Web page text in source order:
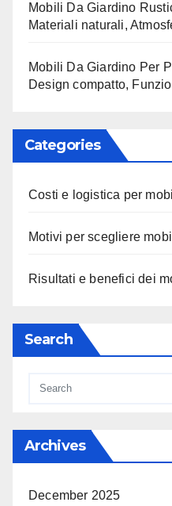
Mobili Da Giardino
Materiali naturali,
Mobili Da Giardino Per
Design compatto,
Categories
Costi e logistica per
Motivi per scegliere
Risultati e benefici dei
Search
Archives
December 2025